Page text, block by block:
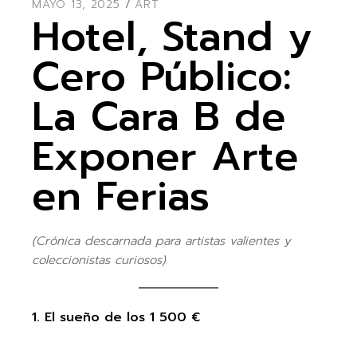
MAYO 13, 2025 ART
Hotel, Stand y
Cero Público:
La Cara B de
Exponer Arte
en Ferias
(Crónica descarnada para artistas valientes y
coleccionistas curiosos)
1. El sueño de los 1 500 €